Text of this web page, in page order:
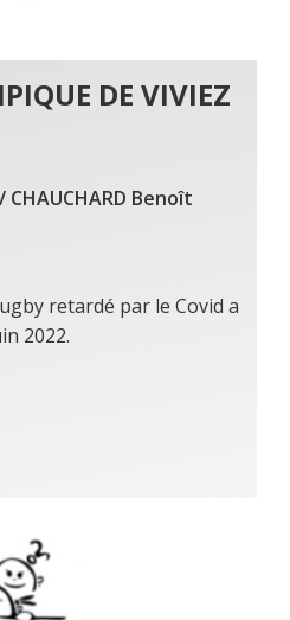
DE VIVIEZ
CHAUCHARD Benoît
retardé par le Covid a
2022.